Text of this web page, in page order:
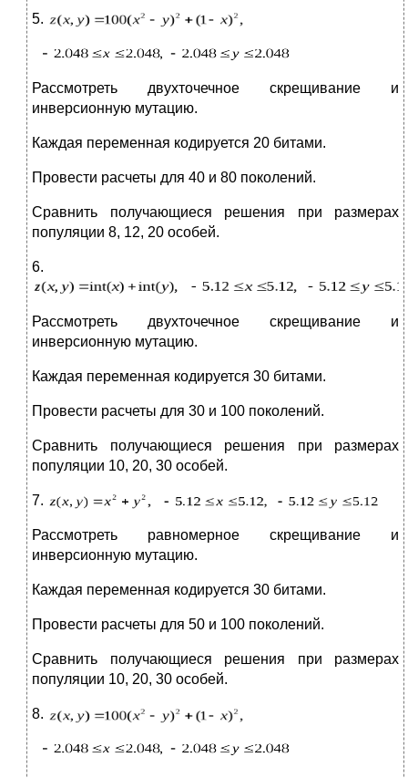
5.
Рассмотреть двухточечное скрещивание и
инверсионную мутацию.
Каждая переменная кодируется 20 битами.
Провести расчеты для 40 и 80 поколений.
Сравнить получающиеся решения при размерах
популяции 8, 12, 20 особей.
6.
Рассмотреть двухточечное скрещивание и
инверсионную мутацию.
Каждая переменная кодируется 30 битами.
Провести расчеты для 30 и 100 поколений.
Сравнить получающиеся решения при размерах
популяции 10, 20, 30 особей.
7.
Рассмотреть равномерное скрещивание и
инверсионную мутацию.
Каждая переменная кодируется 30 битами.
Провести расчеты для 50 и 100 поколений.
Сравнить получающиеся решения при размерах
популяции 10, 20, 30 особей.
8.